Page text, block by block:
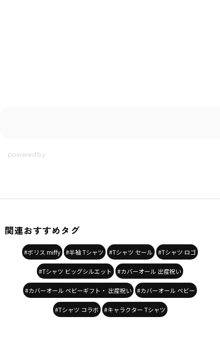
関連おすすめタグ
#ボリス miffy #半袖 Tシャツ #Tシャツ セール #Tシャツ ロゴ
#Tシャツ ビッグシルエット #カバーオール 出産祝い
#カバーオール ベビーギフト・ 出産祝い #カバーオール ベビー
#Tシャツ コラボ #キャラクター Tシャツ